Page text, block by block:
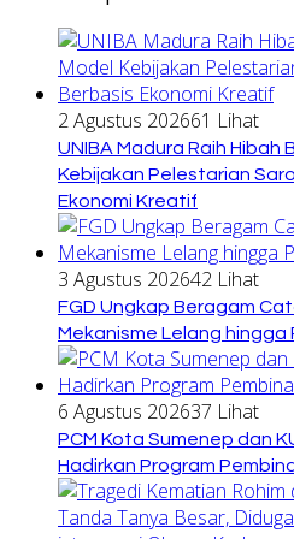
2 Agustus 202661 Lihat
UNIBA Madura Raih Hibah
Kebijakan Pelestarian
Ekonomi Kreatif
3 Agustus 202642 Lihat
FGD Ungkap Beragam
Mekanisme Lelang hingga
6 Agustus 202637 Lihat
PCM Kota Sumenep dan
Hadirkan Program